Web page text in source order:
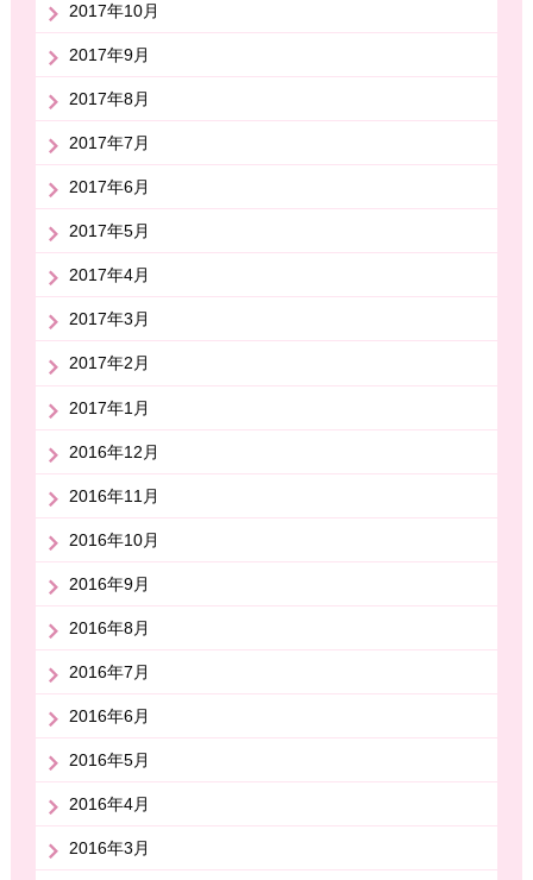
2017年10月
2017年9月
2017年8月
2017年7月
2017年6月
2017年5月
2017年4月
2017年3月
2017年2月
2017年1月
2016年12月
2016年11月
2016年10月
2016年9月
2016年8月
2016年7月
2016年6月
2016年5月
2016年4月
2016年3月